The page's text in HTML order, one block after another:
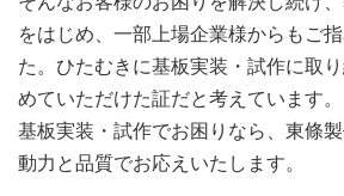
をはじめ、一部上場企業様からもご
た。ひたむきに基板実装・試作に取
めていただけた証だと考えています。
基板実装・試作でお困りなら、東條
動力と品質でお応えいたします。